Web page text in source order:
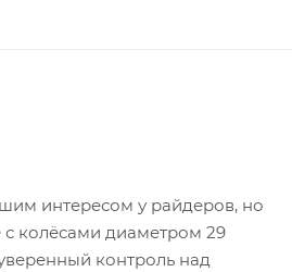
интересом у райдеров, но
колёсами диаметром 29
контроль над